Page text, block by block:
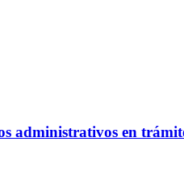
administrativos en